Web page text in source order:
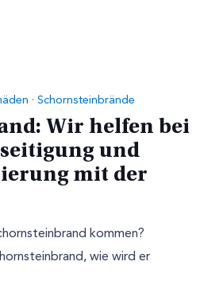
· Schornsteinbrände
Wir helfen bei
und
mit der
kommen?
wie wird er